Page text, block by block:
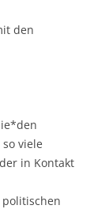
den
viele
in Kontakt